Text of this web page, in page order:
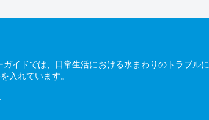
イドでは、日常生活における水まわりのトラブル
入れています。